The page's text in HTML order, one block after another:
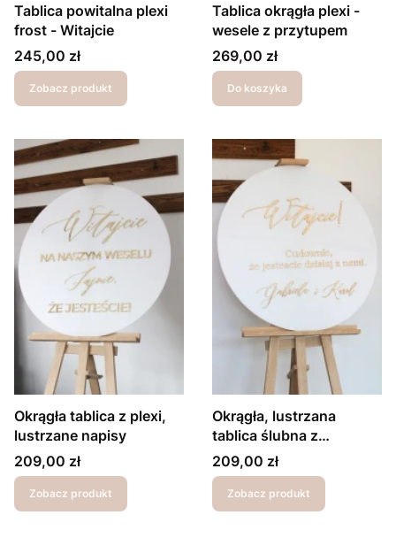
Tablica powitalna plexi
frost - Witajcie
Cena
245,00 zł
Zobacz produkt
Tablica okrągła plexi -
wesele z przytupem
Cena
269,00 zł
Do koszyka
Okrągła tablica z plexi,
lustrzane napisy
Cena
209,00 zł
Zobacz produkt
Okrągła, lustrzana
tablica ślubna z
imionami
Cena
209,00 zł
Zobacz produkt